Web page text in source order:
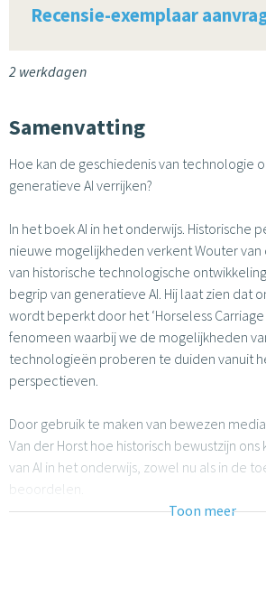
Recensie-exemplaar
2 werkdagen
Samenvatting
Hoe kan de geschiedenis van technologie
generatieve AI verrijken?
In het boek AI in het onderwijs. Historische
nieuwe mogelijkheden verkent Wouter
van historische technologische
begrip van generatieve AI. Hij laat zien dat
wordt beperkt door het ‘Horseless
fenomeen waarbij we de mogelijkheden
technologieën proberen te duiden vanuit
perspectieven.
Door gebruik te maken van bewezen
Van der Horst hoe historisch bewustzijn
van AI in het onderwijs, zowel nu als in de
beoordelen.
Toon meer